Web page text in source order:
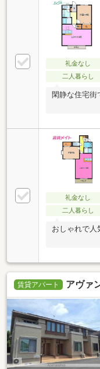
礼金なし
二人暮らし
閑静な住宅街
礼金なし
二人暮らし
おしゃれで人
賃貸アパート アヴァ